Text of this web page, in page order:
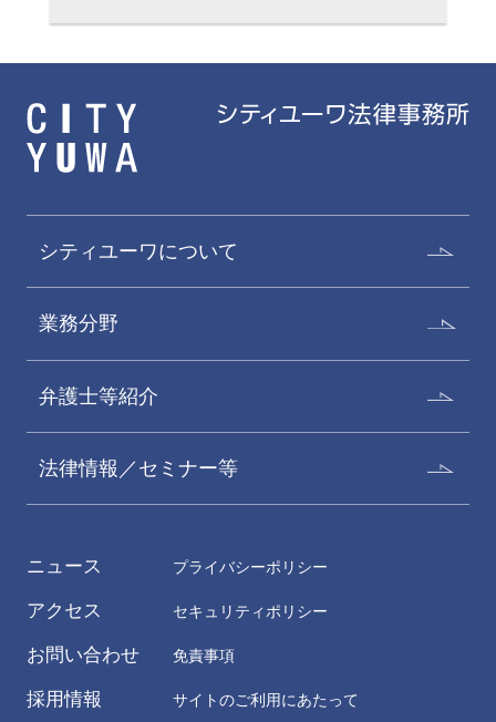
シティユーワについて
業務分野
弁護士等紹介
法律情報／セミナー等
ニュース
アクセス
お問い合わせ
採用情報
プライバシーポリシー
セキュリティポリシー
免責事項
サイトのご利用にあたって